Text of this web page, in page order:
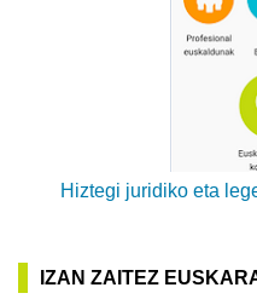
Hiztegi juridiko eta
IZAN ZAITEZ